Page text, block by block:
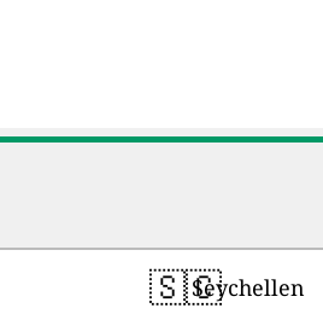
🇸🇨Seychellen